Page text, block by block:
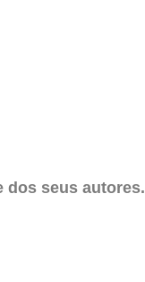
dos seus autores.